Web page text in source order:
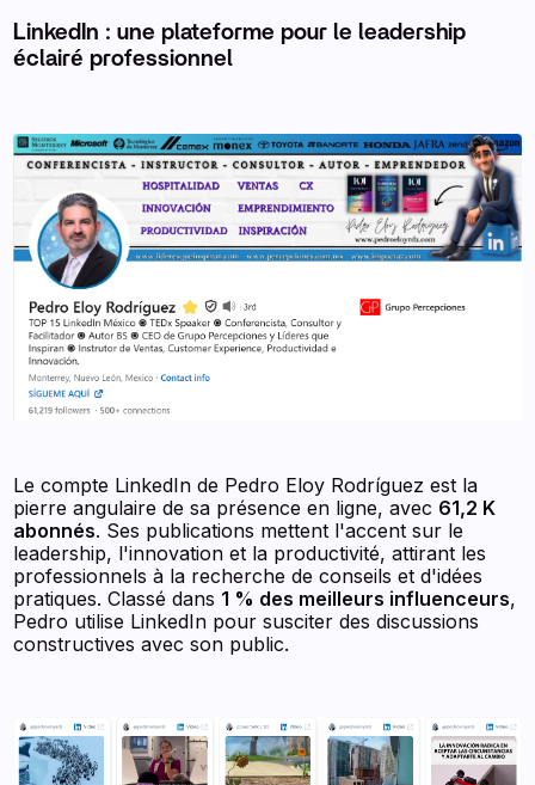
LinkedIn : une plateforme pour le leadership
éclairé professionnel
Le compte LinkedIn de Pedro Eloy Rodríguez est la
pierre angulaire de sa présence en ligne, avec 61,2 K
abonnés. Ses publications mettent l'accent sur le
leadership, l'innovation et la productivité, attirant les
professionnels à la recherche de conseils et d'idées
pratiques. Classé dans 1 % des meilleurs influenceurs,
Pedro utilise LinkedIn pour susciter des discussions
constructives avec son public.